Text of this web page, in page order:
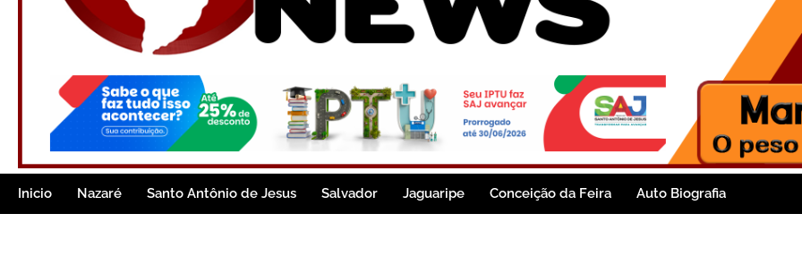
Inicio Nazaré Santo Antônio de Jesus Salvador Jaguaripe Conceição da Feira Auto Biografia